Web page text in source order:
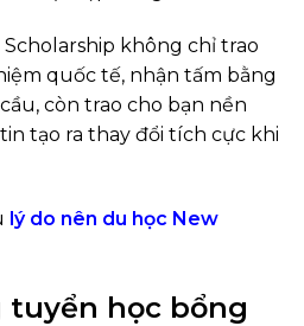
không chỉ trao
quốc tế, nhận tấm bằng
còn trao cho bạn nền
tạo ra thay đổi tích cực khi
lý do nên du học New
học bổng